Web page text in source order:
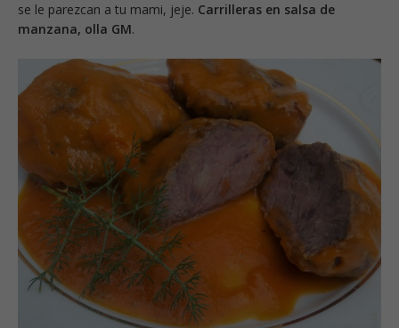
se le parezcan a tu mami, jeje. Carrilleras en salsa de
manzana, olla GM.